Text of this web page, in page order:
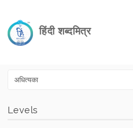
हिंदी शब्दमित्र
Levels